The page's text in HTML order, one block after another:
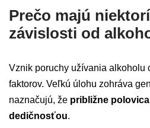
Prečo majú
závislosti od
Vznik poruchy užívania alkoholu
faktorov. Veľkú úlohu zohráva
naznačujú, že približne
dedičnosťou.